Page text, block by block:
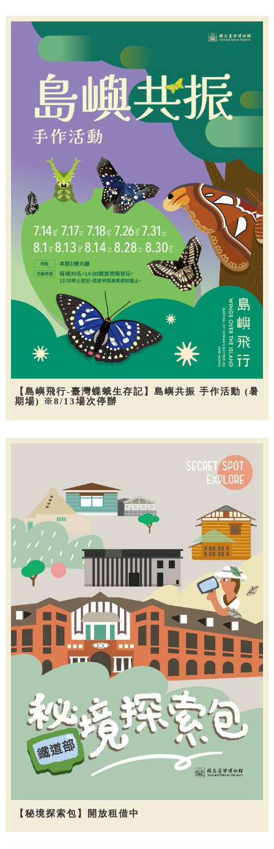
【島嶼飛行-臺灣蝶蛾生存記】島嶼共振 手作活動 (暑
期場) ※8/13場次停辦
【秘境探索包】開放租借中